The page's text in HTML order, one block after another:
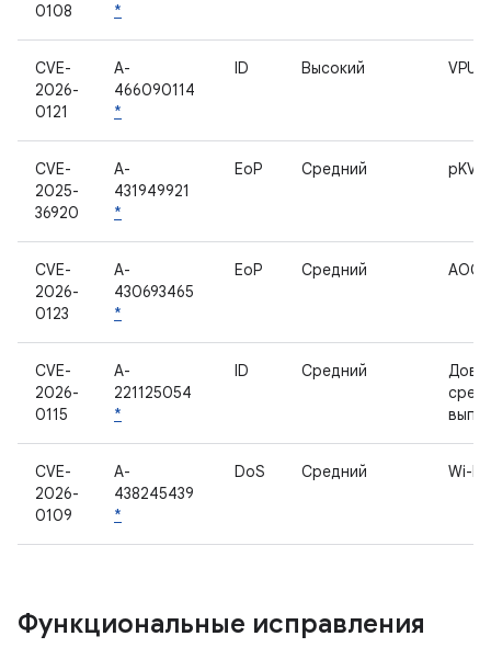
0108
*
CVE-
2026-
0121
A-
466090114
*
ID Высокий VPU
CVE-
2025-
36920
A-
431949921
*
EoP Средний pKVM
CVE-
2026-
0123
A-
430693465
*
EoP Средний AOC
CVE-
2026-
0115
A-
221125054
*
ID Средний
CVE-
2026-
0109
A-
438245439
*
DoS Средний Wi-Fi
Функциональные исправления